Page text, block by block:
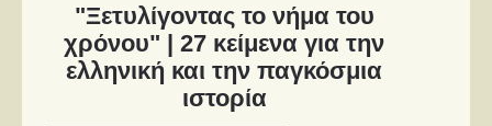
"Ξετυλίγοντας το νήμα του
χρόνου" | 27 κείμενα για την
ελληνική και την παγκόσμια
ιστορία